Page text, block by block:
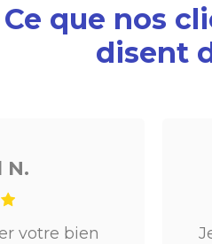
Ce que nos
disent
N.
votre bien